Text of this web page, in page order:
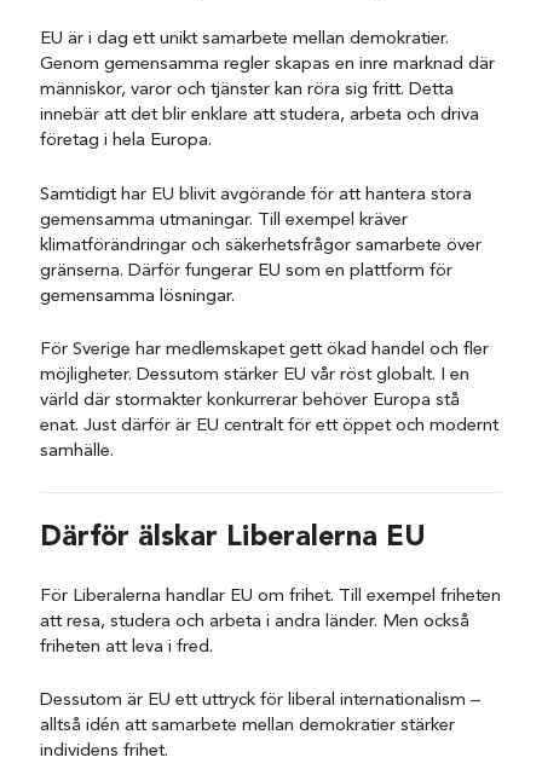
EU är i dag ett unikt samarbete mellan demokratier.
Genom gemensamma regler skapas en inre marknad där
människor, varor och tjänster kan röra sig fritt. Detta
innebär att det blir enklare att studera, arbeta och driva
företag i hela Europa.
Samtidigt har EU blivit avgörande för att hantera stora
gemensamma utmaningar. Till exempel kräver
klimatförändringar och säkerhetsfrågor samarbete över
gränserna. Därför fungerar EU som en plattform för
gemensamma lösningar.
För Sverige har medlemskapet gett ökad handel och fler
möjligheter. Dessutom stärker EU vår röst globalt. I en
värld där stormakter konkurrerar behöver Europa stå
enat. Just därför är EU centralt för ett öppet och modernt
samhälle.
Därför älskar Liberalerna EU
För Liberalerna handlar EU om frihet. Till exempel friheten
att resa, studera och arbeta i andra länder. Men också
friheten att leva i fred.
Dessutom är EU ett uttryck för liberal internationalism –
alltså idén att samarbete mellan demokratier stärker
individens frihet.